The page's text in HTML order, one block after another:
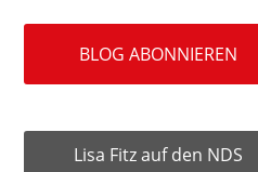
BLOG ABONNIEREN
Lisa Fitz auf den NDS